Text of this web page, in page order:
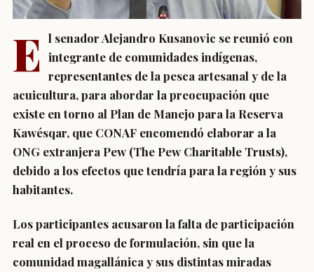
E l senador Alejandro Kusanovic se reunió con
integrante de comunidades indígenas,
representantes de la pesca artesanal y de la
acuicultura, para abordar la preocupación que
existe en torno al Plan de Manejo para la Reserva
Kawésqar, que CONAF encomendó elaborar a la
ONG extranjera Pew (The Pew Charitable Trusts),
debido a los efectos que tendría para la región y sus
habitantes.
Los participantes acusaron la falta de participación
real en el proceso de formulación, sin que la
comunidad magallánica y sus distintas miradas